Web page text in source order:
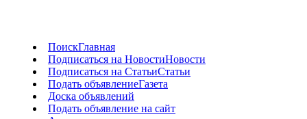
ПоискГлавная
Подписаться на НовостиНовости
Подписаться на СтатьиСтатьи
Подать объявлениеГазета
Доска объявлений
Подать объявление на сайт